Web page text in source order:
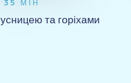
35 МІН
та горіхами